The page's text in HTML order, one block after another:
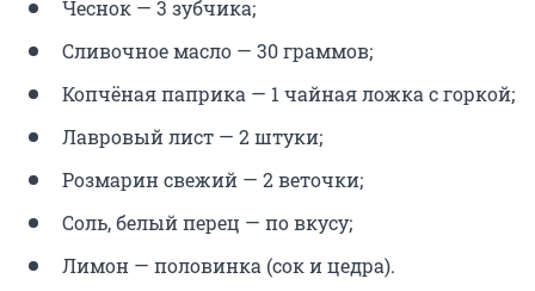
Чеснок — 3 зубчика;
Сливочное масло — 30 граммов;
Копчёная паприка — 1 чайная ложка с горкой;
Лавровый лист — 2 штуки;
Розмарин свежий — 2 веточки;
Соль, белый перец — по вкусу;
Лимон — половинка (сок и цедра).